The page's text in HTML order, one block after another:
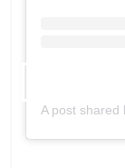
A post shared by